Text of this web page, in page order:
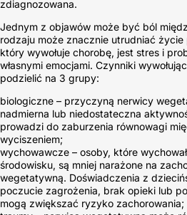
zdiagnozowana.
Jednym z objawów może być ból
rodzaju może znacznie utrudniać
który wywołuje chorobę, jest stres i
własnymi emocjami. Czynniki
podzielić na 3 grupy:
biologiczne – przyczyną nerwicy
nadmierna lub niedostateczna
prowadzi do zaburzenia równowagi
wyciszeniem;
wychowawcze – osoby, które
środowisku, są mniej narażone na
wegetatywną. Doświadczenia z
poczucie zagrożenia, brak opieki lub
mogą zwiększać ryzyko zachorowania;